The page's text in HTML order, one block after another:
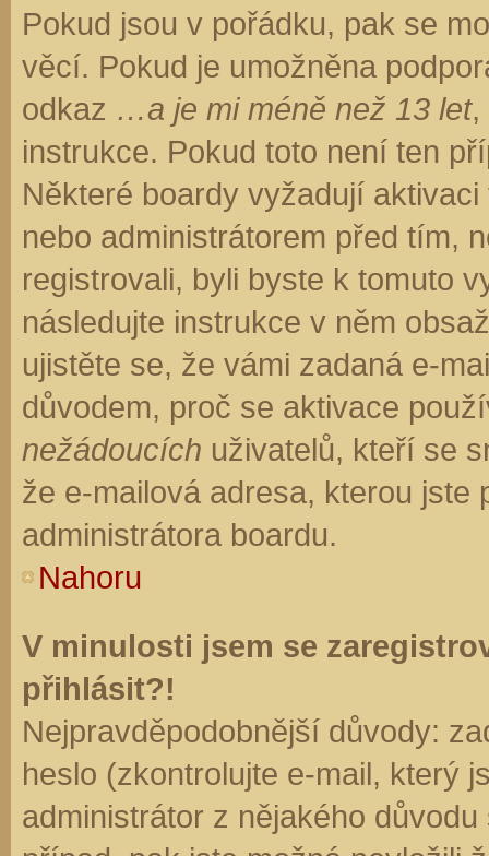
Pokud jsou v pořádku, pak se
věcí. Pokud je umožněna
odkaz …a je mi méně než 13 let,
instrukce. Pokud toto není ten
Některé boardy vyžadují
nebo administrátorem před tím,
registrovali, byli byste k tomuto
následujte instrukce v něm
ujistěte se, že vámi zadaná e-
důvodem, proč se aktivace
nežádoucích uživatelů, kteří se
že e-mailová adresa, kterou jste
administrátora boardu.
Nahoru
V minulosti jsem se
přihlásit?!
Nejpravděpodobnější důvody:
heslo (zkontrolujte e-mail, který
administrátor z nějakého